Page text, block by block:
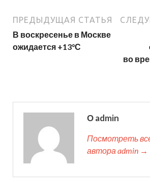
ПРЕДЫДУЩАЯ СТАТЬЯ
В воскресенье в Москве
ожидается +13°С
во
О admin
Посмотреть
автора admin →